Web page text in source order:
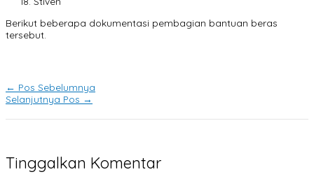
Berikut beberapa dokumentasi pembagian bantuan beras
tersebut.
← Pos Sebelumnya
Selanjutnya Pos →
Tinggalkan Komentar